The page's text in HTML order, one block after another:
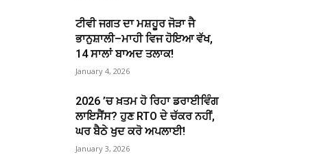
ਟੀਵੀ ਜਗਤ ਦਾ ਮਸ਼ਹੂਰ ਜੋੜਾ ਜੈ
ਭਾਨੁਸ਼ਾਲੀ–ਮਾਹੀ ਵਿਜ ਹੋਇਆ ਵੱਖ,
14 ਸਾਲਾਂ ਬਾਅਦ ਤਲਾਕ!
January 4, 2026
2026 ’ਚ ਖ਼ਤਮ ਹੋ ਰਿਹਾ ਡਰਾਈਵਿੰਗ
ਲਾਇਸੈਂਸ? ਹੁਣ RTO ਦੇ ਚੱਕਰ ਨਹੀਂ,
ਘਰ ਬੈਠੇ ਖੁਦ ਕਰੋ ਅਪਲਾਈ!
January 3, 2026